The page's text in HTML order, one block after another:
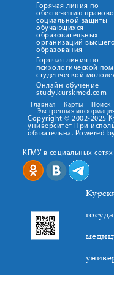
Горячая линия по
обеспечению
социальной защиты
обучающихся
образовательных
организаций высшего
образования
Горячая линия по
психологической
студенческой
Онлайн обучение
study.kurskmed.com
Главная Карты Поиск
Экстренная
Copyright © 2002-2025
университет При
обязательна. Powered
КГМУ в социальных сетях